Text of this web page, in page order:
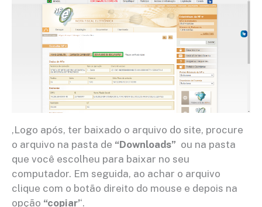
,Logo após, ter baixado o arquivo do site, procure
o arquivo na pasta de “Downloads” ou na pasta
que você escolheu para baixar no seu
computador. Em seguida, ao achar o arquivo
clique com o botão direito do mouse e depois na
opção “copiar’‘.